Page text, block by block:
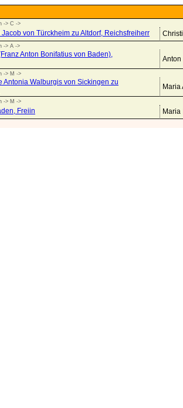
-> C ->
von Türckheim zu Altdorf, Reichsfreiherr
-> A ->
Anton Bonifatius von Baden),
Anton
-> M ->
Antonia Walburgis von Sickingen zu
-> M ->
Freiin